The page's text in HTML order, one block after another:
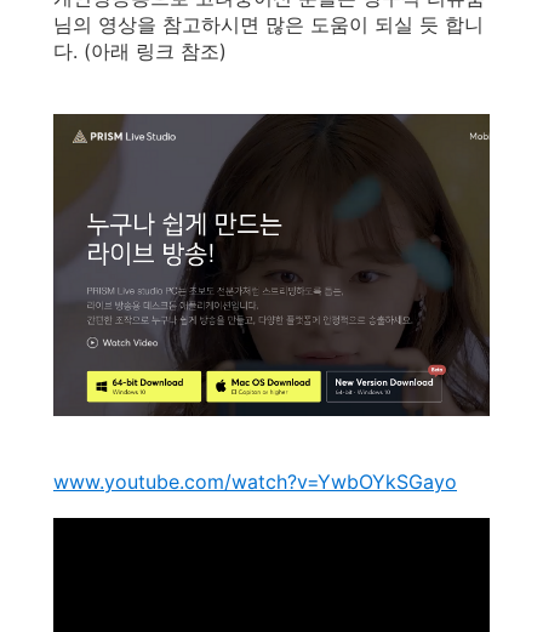
님의 영상을 참고하시면 많은 도움이 되실 듯 합니
다. (아래 링크 참조)
www.youtube.com/watch?v=YwbOYkSGayo